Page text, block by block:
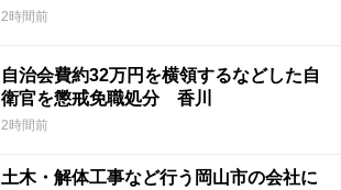
2時間前
自治会費約32万円を横領するなどした自
衛官を懲戒免職処分 香川
2時間前
土木・解体工事など行う岡山市の会社に